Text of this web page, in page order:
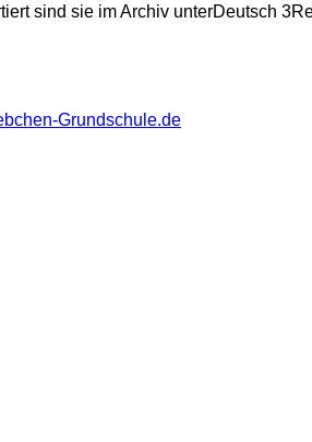
sind sie im Archiv unterDeutsch
Grundschule.de